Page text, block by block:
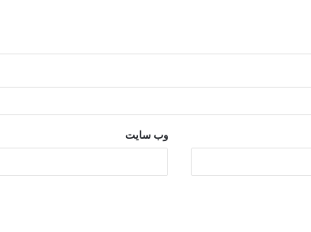
وب‌ سایت